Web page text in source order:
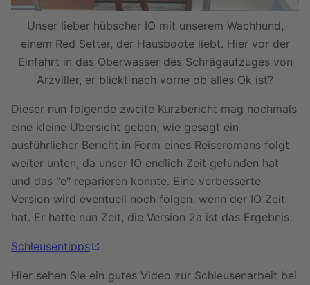
Unser lieber hübscher IO mit unserem Wachhund,
einem Red Setter, der Hausboote liebt. Hier vor der
Einfahrt in das Oberwasser des Schrägaufzuges von
Arzviller, er blickt nach vorne ob alles Ok ist?
Dieser nun folgende zweite Kurzbericht mag nochmals
eine kleine Übersicht geben, wie gesagt ein
ausführlicher Bericht in Form eines Reiseromans folgt
weiter unten, da unser IO endlich Zeit gefunden hat
und das "e" reparieren konnte. Eine verbesserte
Version wird eventuell noch folgen. wenn der IO Zeit
hat. Er hatte nun Zeit, die Version 2a ist das Ergebnis.
Schleusentipps
Hier sehen Sie ein gutes Video zur Schleusenarbeit bei